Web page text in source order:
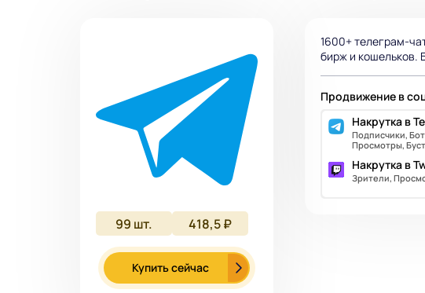
99 шт. 418,5 ₽
Купить сейчас
1600+ телеграм-
бирж и кошельков.
Продвижение в
Накрутка в
Подписчики,
Просмотры,
Накрутка в
Зрители,